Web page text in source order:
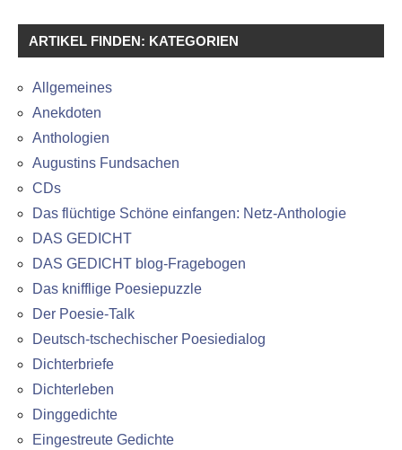
ARTIKEL FINDEN: KATEGORIEN
Allgemeines
Anekdoten
Anthologien
Augustins Fundsachen
CDs
Das flüchtige Schöne einfangen: Netz-Anthologie
DAS GEDICHT
DAS GEDICHT blog-Fragebogen
Das knifflige Poesiepuzzle
Der Poesie-Talk
Deutsch-tschechischer Poesiedialog
Dichterbriefe
Dichterleben
Dinggedichte
Eingestreute Gedichte